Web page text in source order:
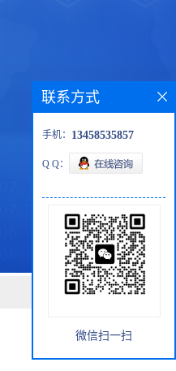
联系方式
手机： 13458535857
Q Q：
微信扫一扫